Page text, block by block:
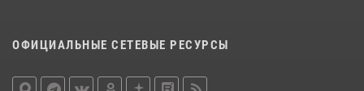
ОФИЦИАЛЬНЫЕ СЕТЕВЫЕ РЕСУРСЫ